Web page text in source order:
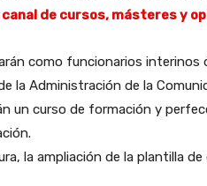
de cursos, másteres y
como funcionarios interinos
la Administración de la
un curso de formación y
la ampliación de la plantilla